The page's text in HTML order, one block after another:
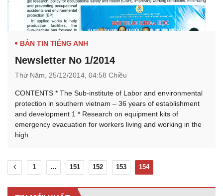
BẢN TIN TIẾNG ANH
Newsletter No 1/2014
Thứ Năm, 25/12/2014, 04:58 Chiều
CONTENTS * The Sub-institute of Labor and environmental
protection in southern vietnam – 36 years of establishment
and development 1 * Research on equipment kits of
emergency evacuation for workers living and working in the
high...
1 … 151 152 153 154